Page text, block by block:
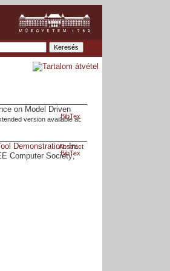
on Model Driven
version available at:
BibTex
Demonstration. In:
Computer Society;
Abstract
BibTex